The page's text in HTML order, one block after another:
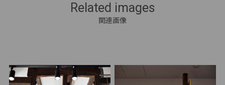
Related images
関連画像